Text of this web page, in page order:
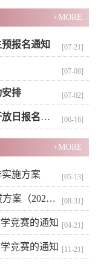
+MORE
报名通知 [07-21]
[07-08]
排 [07-02]
报名通知 [06-16]
+MORE
施方案 [05-13]
2025级） [08-31]
竞赛的通知 [04-21]
竞赛的通知 [11-21]